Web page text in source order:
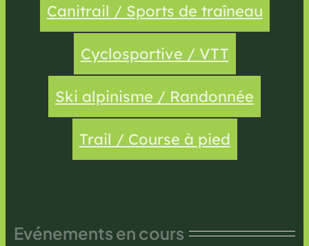
Canitrail / Sports de traîneau
Cyclosportive / VTT
Ski alpinisme / Randonnée
Trail / Course à pied
Evénements en cours